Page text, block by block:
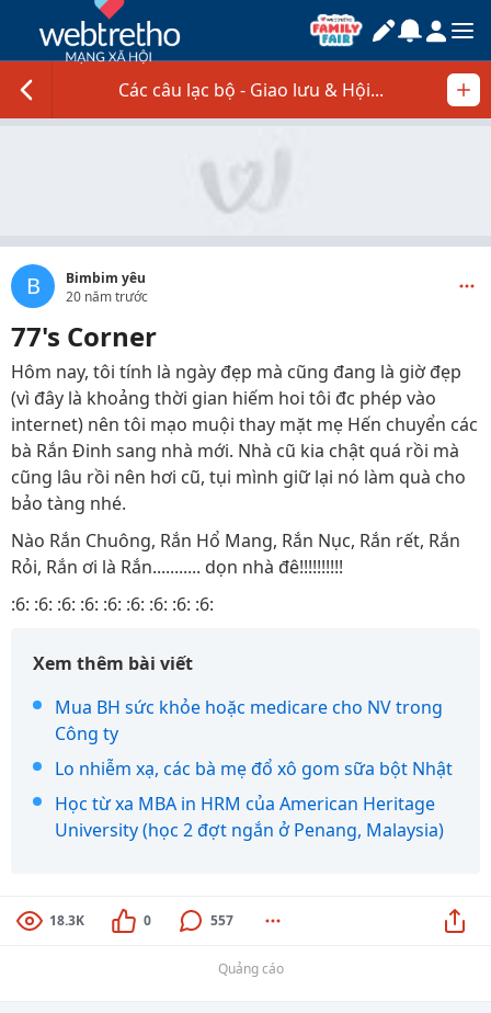
Các câu lạc bộ - Giao lưu & Hội...
B
Bimbim yêu
20 năm trước
77's Corner
Hôm nay, tôi tính là ngày đẹp mà cũng đang là giờ đẹp
(vì đây là khoảng thời gian hiếm hoi tôi đc phép vào
internet) nên tôi mạo muội thay mặt mẹ Hến chuyển các
bà Rắn Đinh sang nhà mới. Nhà cũ kia chật quá rồi mà
cũng lâu rồi nên hơi cũ, tụi mình giữ lại nó làm quà cho
bảo tàng nhé.
Nào Rắn Chuông, Rắn Hổ Mang, Rắn Nục, Rắn rết, Rắn
Rỏi, Rắn ơi là Rắn........... dọn nhà đê!!!!!!!!!!
:6: :6: :6: :6: :6: :6: :6: :6: :6:
Xem thêm bài viết
Mua BH sức khỏe hoặc medicare cho NV trong
Công ty
Lo nhiễm xạ, các bà mẹ đổ xô gom sữa bột Nhật
Học từ xa MBA in HRM của American Heritage
University (học 2 đợt ngắn ở Penang, Malaysia)
18.3K 0 557
Quảng cáo